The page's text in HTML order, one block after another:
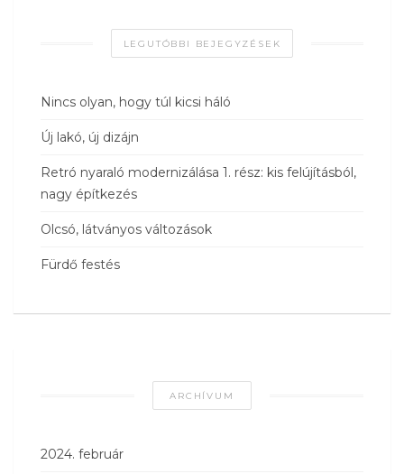
LEGUTÓBBI BEJEGYZÉSEK
Nincs olyan, hogy túl kicsi háló
Új lakó, új dizájn
Retró nyaraló modernizálása 1. rész: kis felújításból,
nagy építkezés
Olcsó, látványos változások
Fürdő festés
ARCHÍVUM
2024. február